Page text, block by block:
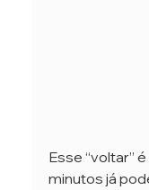
Esse “voltar”
minutos já